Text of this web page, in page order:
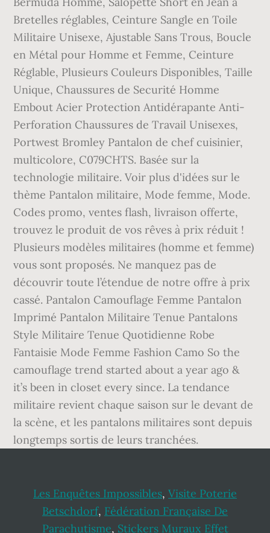
Les Enquêtes Impossibles, Visite Poterie
Betschdorf, Fédération Française De
Parachutisme, Stickers Muraux Effet